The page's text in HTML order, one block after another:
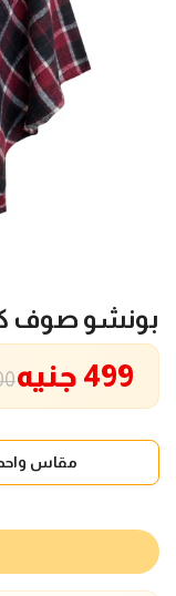
بونشو صوف
499 جنيه
مقاس